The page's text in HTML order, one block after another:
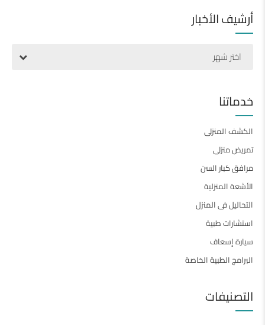
أرشيف الأخبار
اختر شهر
خدماتنا
الكشف المنزلى
تمريض منزلى
مرافق كبار السن
الأشعة المنزلية
التحاليل فى المنزل
استشارات طبية
سيارة إسعاف
البرامج الطبية الخاصة
التصنيفات